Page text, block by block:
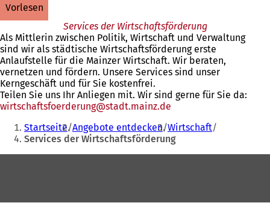
vorlesen
Services der Wirtschaftsförderung
Als Mittlerin zwischen Politik, Wirtschaft und Verwaltung
sind wir als städtische Wirtschaftsförderung erste
Anlaufstelle für die Mainzer Wirtschaft. Wir beraten,
vernetzen und fördern. Unsere Services sind unser
Kerngeschäft und für Sie kostenfrei.
Teilen Sie uns Ihr Anliegen mit. Wir sind gerne für Sie da:
wirtschaftsfoerderung
stadt.mainz de
Sie
befinden
sich
Startseite Angebote entdecken Wirtschaft
Services der Wirtschaftsförderung